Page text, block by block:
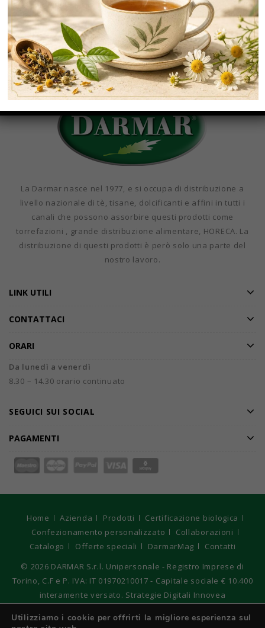
CATEGORIE
La Darmar nasce nel 1977, e si occupa di distribuzione a
livello nazionale di tè, tisane, dolcificanti e affini in tutti i
canali che possono assorbire questi prodotti come
torrefazioni , grande distribuzione alimentare, HORECA. La
distribuzione di questi prodotti è però solo una parte del
nostro lavoro.
LINK UTILI
CONTATTACI
ORARI
Da lunedì a venerdì
8.30 – 14.30 orario continuato
SEGUICI SUI SOCIAL
PAGAMENTI
Home Azienda Prodotti
Certificazione biologica
Confezionamento personalizzato
Collaborazioni
Catalogo
Offerte speciali DarmarMag
Contatti
© 2026 DARMAR S.r.l. Unipersonale - Registro Imprese di
Torino, C.F e P. IVA: IT 01970210017 - Capitale sociale € 10.400
interamente versato. Strategie Digitali Innovea
Utilizziamo i cookie per offrirti la migliore esperienza sul